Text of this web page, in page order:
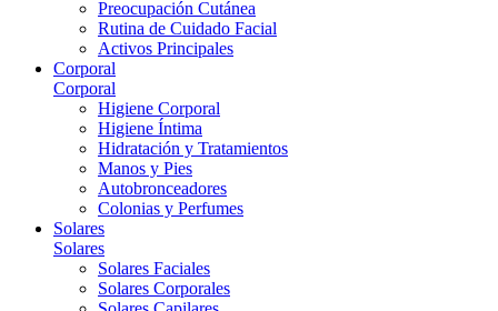
Preocupación Cutánea
Rutina de Cuidado Facial
Activos Principales
Corporal
Corporal
Higiene Corporal
Higiene Íntima
Hidratación y Tratamientos
Manos y Pies
Autobronceadores
Colonias y Perfumes
Solares
Solares
Solares Faciales
Solares Corporales